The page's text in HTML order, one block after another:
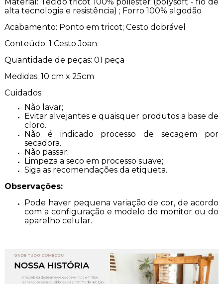
Material: Tecido tricot 100% poliéster (polysoft - fio de
alta tecnologia e resistência) ; Forro 100% algodão
Acabamento: Ponto em tricot; Cesto dobrável
Conteúdo: 1 Cesto Joan
Quantidade de peças: 01 peça
Medidas: 10 cm x 25cm
Cuidados:
Não lavar;
Evitar alvejantes e quaisquer produtos a base de
cloro.
Não é indicado processo de secagem por
secadora.
Não passar;
Limpeza a seco em processo suave;
Siga as recomendações da etiqueta.
Observações:
Pode haver pequena variação de cor, de acordo
com a configuração e modelo do monitor ou do
aparelho celular.